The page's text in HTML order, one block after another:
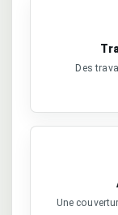
Des
Une